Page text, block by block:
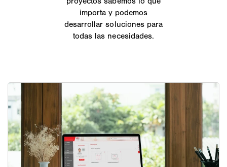
importa y podemos
desarrollar soluciones para
todas las necesidades.